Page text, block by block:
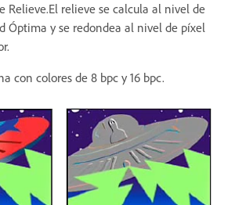
Relieve.El relieve se calcula al nivel de
Óptima y se redondea al nivel de píxel
con colores de 8 bpc y 16 bpc.